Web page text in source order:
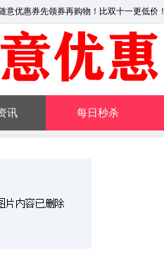
意优惠券先领券再购物！比双十一更低价！
讯 每日秒杀